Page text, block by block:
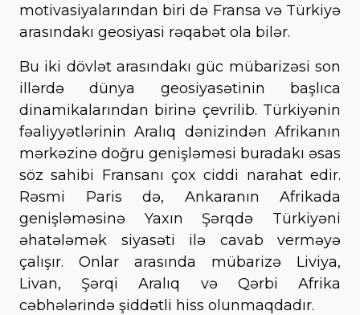
motivasiyalarından biri də Fransa və Türkiyə
arasındakı geosiyasi rəqabət ola bilər.
Bu iki dövlət arasındakı güc mübarizəsi son
illərdə dünya geosiyasətinin başlıca
dinamikalarından birinə çevrilib. Türkiyənin
fəaliyyətlərinin Aralıq dənizindən Afrikanın
mərkəzinə doğru genişləməsi buradakı əsas
söz sahibi Fransanı çox ciddi narahat edir.
Rəsmi Paris də, Ankaranın Afrikada
genişləməsinə Yaxın Şərqdə Türkiyəni
əhatələmək siyasəti ilə cavab verməyə
çalışır. Onlar arasında mübarizə Liviya,
Livan, Şərqi Aralıq və Qərbi Afrika
cəbhələrində şiddətli hiss olunmaqdadır.